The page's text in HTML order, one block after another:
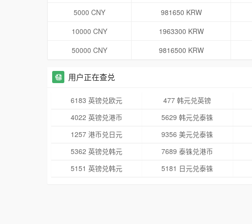
5000 CNY
981650 KRW
10000 CNY
1963300 KRW
50000 CNY
9816500 KRW
用户正在查兑
6183 英镑兑欧元 477 韩元兑英镑
4022 英镑兑港币
5629 韩元兑泰铢
1257 港币兑日元
9356 美元兑泰铢
5362 英镑兑韩元
7689 泰铢兑港币
5151 英镑兑韩元
5181 日元兑泰铢